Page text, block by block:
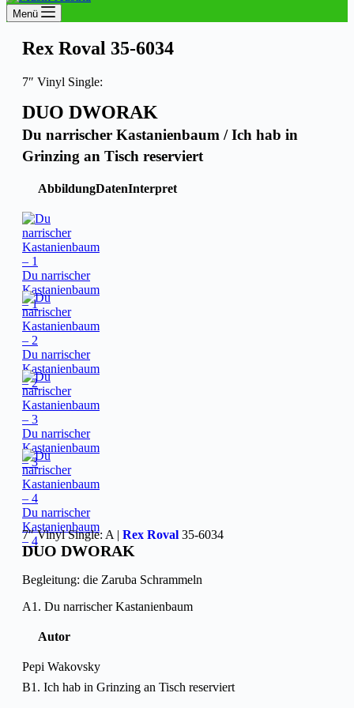
Menü
Rex Roval 35-6034
7″ Vinyl Single:
DUO DWORAK
Du narrischer Kastanienbaum / Ich hab in
Grinzing an Tisch reserviert
AbbildungDatenInterpret
Du narrischer
Kastanienbaum
– 1
Du narrischer
Kastanienbaum
– 2
Du narrischer
Kastanienbaum
– 3
Du narrischer
Kastanienbaum
– 4
7″ Vinyl Single: A | Rex Roval 35-6034
DUO DWORAK
Begleitung: die Zaruba Schrammeln
A1. Du narrischer Kastanienbaum
Autor
Pepi Wakovsky
B1. Ich hab in Grinzing an Tisch reserviert